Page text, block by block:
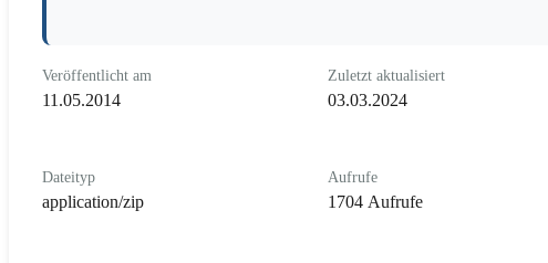
Veröffentlicht am
11.05.2014
Zuletzt aktualisiert
03.03.2024
Dateityp
application/zip
Aufrufe
1704 Aufrufe